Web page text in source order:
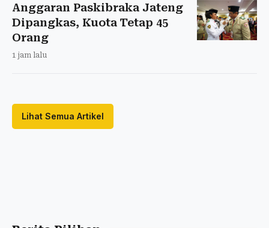
Anggaran Paskibraka Jateng
Dipangkas, Kuota Tetap 45
Orang
1 jam lalu
Lihat Semua Artikel